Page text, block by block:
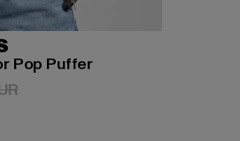
Pop Puffer
EUR
Aktionspreis: 229,99 EUR